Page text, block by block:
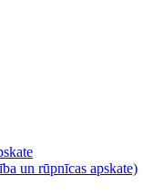
un rūpnīcas apskate)